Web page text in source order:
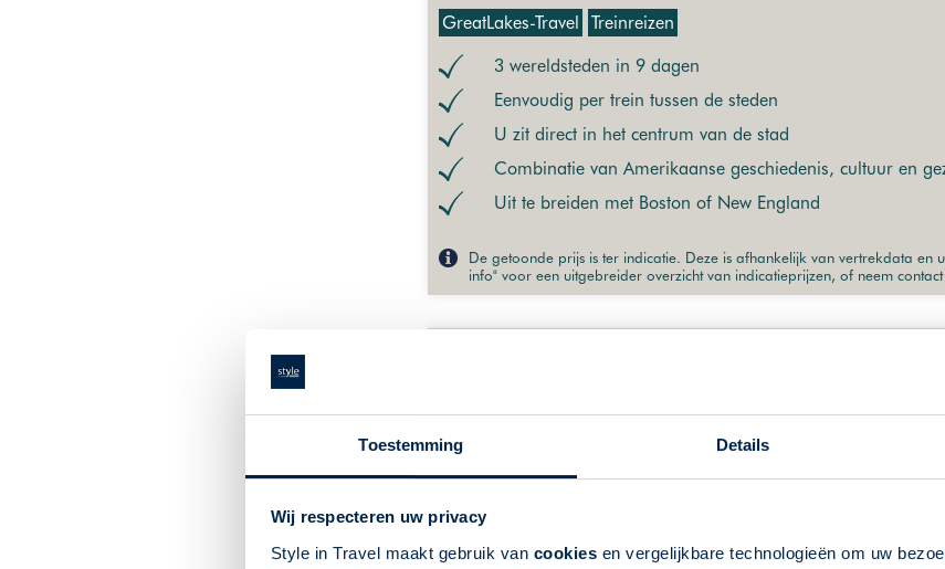
Toestemming Details
Wij respecteren uw privacy
Style in Travel maakt gebruik van cookies en vergelijkbare technologieën om uw
GreatLakes-Travel Treinreizen
3 wereldsteden in 9 dagen
Eenvoudig per trein tussen de steden
U zit direct in het centrum van de stad
Combinatie van Amerikaanse geschiedenis, cultuur en
Uit te breiden met Boston of New England
De getoonde prijs is ter indicatie. Deze is afhankelijk van vertrekdata en
info" voor een uitgebreider overzicht van indicatieprijzen, of neem